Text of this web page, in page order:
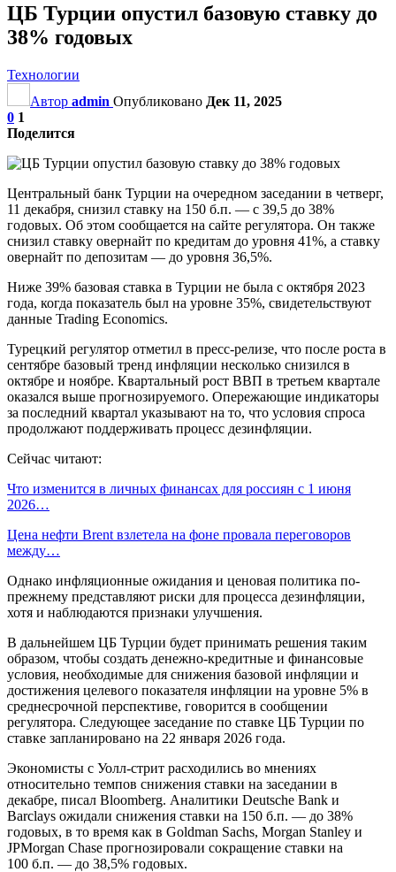
ЦБ Турции опустил базовую ставку до
38% годовых
Технологии
Автор admin Опубликовано Дек 11, 2025
0 1
Поделится
Центральный банк Турции на очередном заседании в четверг,
11 декабря, снизил ставку на 150 б.п. — с 39,5 до 38%
годовых. Об этом сообщается на сайте регулятора. Он также
снизил ставку овернайт по кредитам до уровня 41%, а ставку
овернайт по депозитам — до уровня 36,5%.
Ниже 39% базовая ставка в Турции не была с октября 2023
года, когда показатель был на уровне 35%, свидетельствуют
данные Trading Economics.
Турецкий регулятор отметил в пресс-релизе, что после роста в
сентябре базовый тренд инфляции несколько снизился в
октябре и ноябре. Квартальный рост ВВП в третьем квартале
оказался выше прогнозируемого. Опережающие индикаторы
за последний квартал указывают на то, что условия спроса
продолжают поддерживать процесс дезинфляции.
Сейчас читают:
Что изменится в личных финансах для россиян с 1 июня
2026…
Цена нефти Brent взлетела на фоне провала переговоров
между…
Однако инфляционные ожидания и ценовая политика по-
прежнему представляют риски для процесса дезинфляции,
хотя и наблюдаются признаки улучшения.
В дальнейшем ЦБ Турции будет принимать решения таким
образом, чтобы создать денежно-кредитные и финансовые
условия, необходимые для снижения базовой инфляции и
достижения целевого показателя инфляции на уровне 5% в
среднесрочной перспективе, говорится в сообщении
регулятора. Следующее заседание по ставке ЦБ Турции по
ставке запланировано на 22 января 2026 года.
Экономисты с Уолл-стрит расходились во мнениях
относительно темпов снижения ставки на заседании в
декабре, писал Bloomberg. Аналитики Deutsche Bank и
Barclays ожидали снижения ставки на 150 б.п. — до 38%
годовых, в то время как в Goldman Sachs, Morgan Stanley и
JPMorgan Chase прогнозировали сокращение ставки на
100 б.п. — до 38,5% годовых.